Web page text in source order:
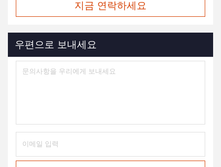
지금 연락하세요
우편으로 보내세요